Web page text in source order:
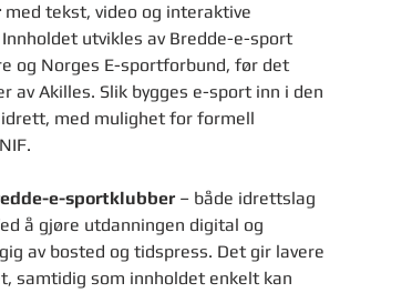
med tekst, video og interaktive
utvikles av Bredde-e-sport
og Norges E-sportforbund, før det
Akilles. Slik bygges e-sport inn i den
med mulighet for formell
e-sportklubber – både idrettslag
å gjøre utdanningen digital og
av bosted og tidspress. Det gir lavere
samtidig som innholdet enkelt kan